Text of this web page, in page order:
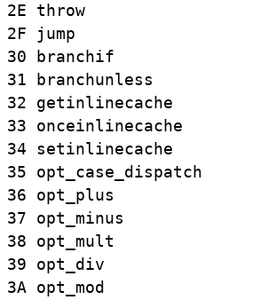
2E throw
2F jump
30
branchif
31
branchunless
32 getinlinecache
33 onceinlinecache
34 setinlinecache
35 opt_ case_ dispatch
36 opt_ plus
37 opt_ minus
38 opt_ mult
39 opt_ div
3A opt_ mod